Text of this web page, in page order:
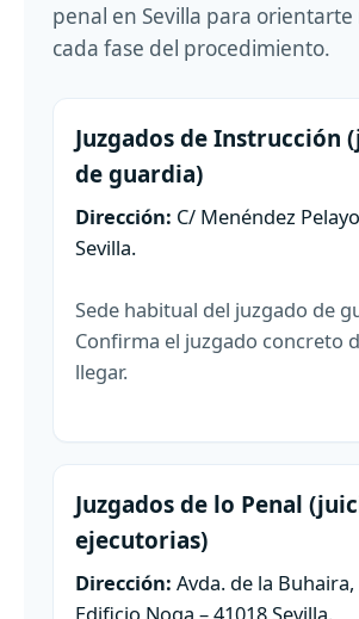
penal en Sevilla para
cada fase del procedimiento.
Juzgados de Instrucción
de guardia)
Dirección: C/ Menéndez
Sevilla.
Sede habitual del juzgado de
Confirma el juzgado concreto
llegar.
Juzgados de lo Penal
ejecutorias)
Dirección: Avda. de la Buhaira,
Edificio Noga – 41018 Sevilla.